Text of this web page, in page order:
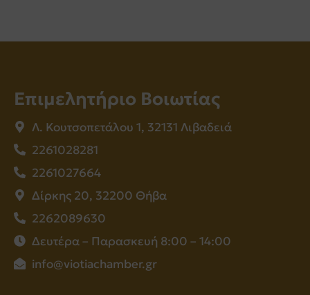
Επιμελητήριο Βοιωτίας
Λ. Κουτσοπετάλου 1, 32131 Λιβαδειά
2261028281
2261027664
Δίρκης 20, 32200 Θήβα
2262089630
Δευτέρα – Παρασκευή 8:00 – 14:00
info@viotiachamber.gr